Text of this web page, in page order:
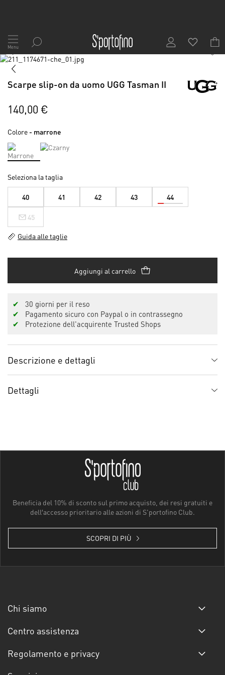
Salta
al
contenuto
Menu
Vai
della
immagini
1/7
della
immagini
Scarpe slip-on da uomo UGG Tasman II
140,00 €
Colore - marrone
Seleziona la taglia
40 41 42 43 44
45
Guida alle taglie
Aggiungi al carrello
✔
30 giorni per il reso
✔
Pagamento sicuro con Paypal o in contrassegno
✔
Protezione dell'acquirente Trusted Shops
Descrizione e dettagli
Dettagli
Beneficia del 10% di sconto sul primo acquisto, dei resi gratuiti e
dell′accesso prioritario alle azioni di S'portofino Club.
SCOPRI DI PIÙ
Chi siamo
Centro assistenza
Regolamento e privacy